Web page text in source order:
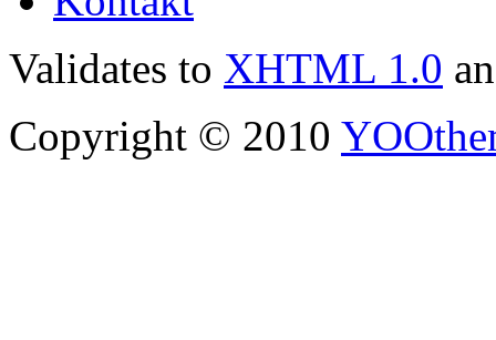
Validates to XHTML 1.0
Copyright © 2010